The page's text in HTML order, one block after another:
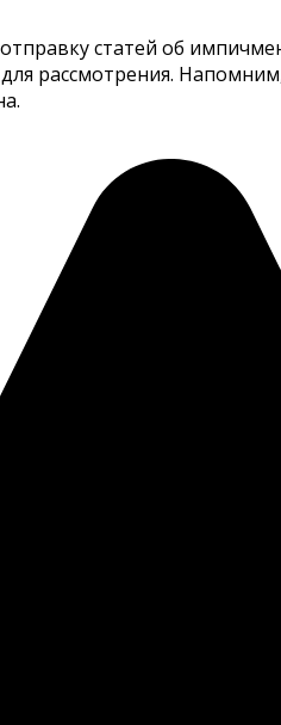
статей об
рассмотрения.